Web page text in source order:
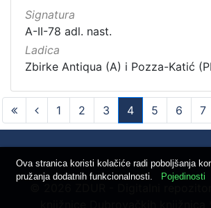
Signatura
A-II-78 adl. nast.
Ladica
Zbirke Antiqua (A) i Pozza-Katić
1 2 3
4
(current)
5 6 7
© 2026 ZDUR - Digitalni
knjižnice Dubrovačkih
Ova stranica koristi kolačiće radi poboljšanja
pružanja dodatnih funkcionalnosti.
Pojedinosti